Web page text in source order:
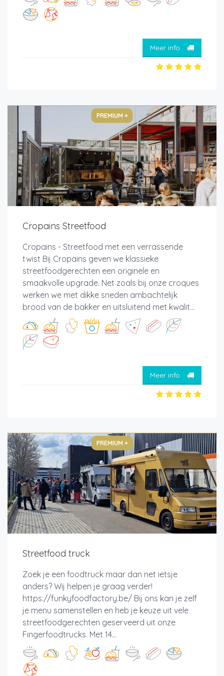
Meer info
PREMIUM +
Cropains Streetfood
Cropains - Streetfood met een verrassende
twist Bij Cropains geven we klassieke
streetfoodgerechten een originele en
smaakvolle upgrade. Net zoals bij onze croques
werken we met dikke sneden ambachtelijk
brood van de bakker en uitsluitend met kwalit...
Meer info
PREMIUM +
Streetfood truck
Zoek je een foodtruck maar dan net ietsje
anders? Wij helpen je graag verder!
https://funkyfoodfactory.be/ Bij ons kan je zelf
je menu samenstellen en heb je keuze uit vele
streetfoodgerechten geserveerd uit onze
Fingerfoodtrucks. Met 14...